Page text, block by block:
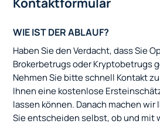
WIE IST DER ABLAUF?
Haben Sie den Verdacht, dass Sie
Brokerbetrugs oder Kryptobetrugs
Nehmen Sie bitte schnell Kontakt
Ihnen eine kostenlose
lassen können. Danach machen wir
Sie entscheiden selbst, ob und mit